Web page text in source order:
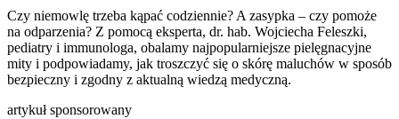
Czy niemowlę trzeba kąpać codziennie? A zasypka – czy pomoże
na odparzenia? Z pomocą eksperta, dr. hab. Wojciecha Feleszki,
pediatry i immunologa, obalamy najpopularniejsze pielęgnacyjne
mity i podpowiadamy, jak troszczyć się o skórę maluchów w sposób
bezpieczny i zgodny z aktualną wiedzą medyczną.
artykuł sponsorowany